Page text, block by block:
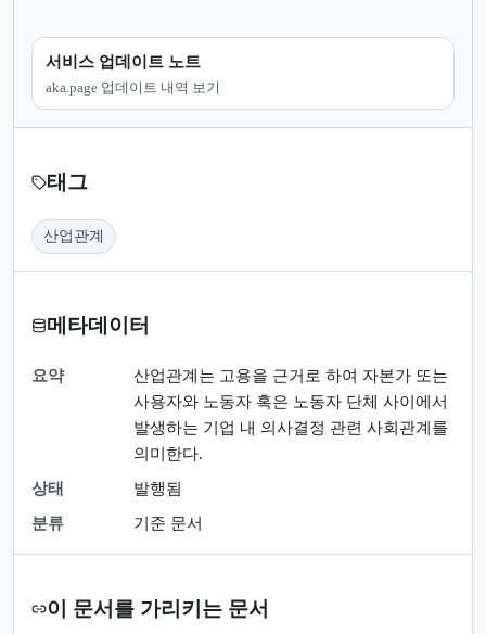
서비스 업데이트 노트
aka.page 업데이트 내역 보기
태그
산업관계
메타데이터
요약
산업관계는 고용을 근거로 하여 자본가 또는
사용자와 노동자 혹은 노동자 단체 사이에서
발생하는 기업 내 의사결정 관련 사회관계를
의미한다.
상태
발행됨
분류
기준 문서
이 문서를 가리키는 문서